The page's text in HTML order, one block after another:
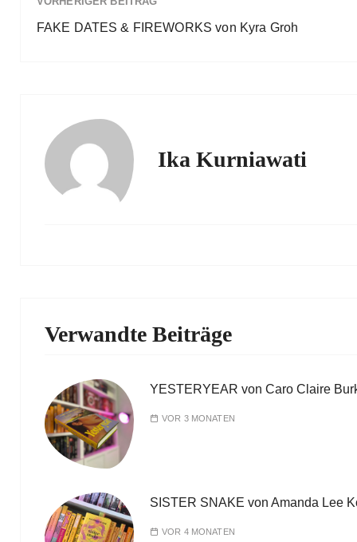
FAKE DATES & FIREWORKS von Kyra Groh
Ika Kurniawati
Verwandte Beiträge
YESTERYEAR von Caro Claire
VOR 3 MONATEN
SISTER SNAKE von Amanda Lee
VOR 4 MONATEN